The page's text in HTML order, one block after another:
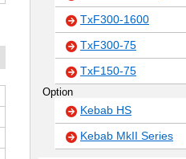
TxF300-1600
TxF300-75
TxF150-75
Option
Kebab HS
Kebab MkII Series